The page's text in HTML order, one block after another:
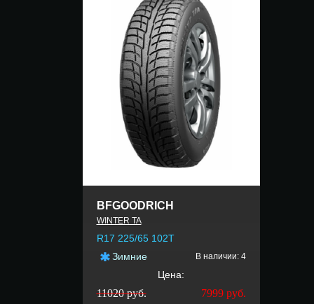
BFGOODRICH
WINTER TA
R17 225/65 102T
Зимние
В наличии: 4
Цена:
11020 руб. 7999 руб.